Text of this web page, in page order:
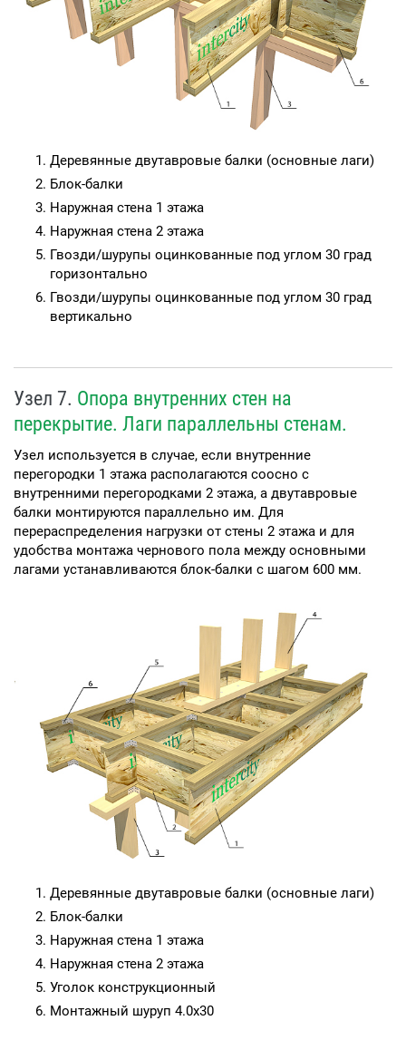
Деревянные двутавровые балки (основные лаги)
Блок-балки
Наружная стена 1 этажа
Наружная стена 2 этажа
Гвозди/шурупы оцинкованные под углом 30 град
горизонтально
Гвозди/шурупы оцинкованные под углом 30 град
вертикально
Узел 7. Опора внутренних стен на
перекрытие. Лаги параллельны стенам.
Узел используется в случае, если внутренние
перегородки 1 этажа располагаются соосно с
внутренними перегородками 2 этажа, а двутавровые
балки монтируются параллельно им. Для
перераспределения нагрузки от стены 2 этажа и для
удобства монтажа чернового пола между основными
лагами устанавливаются блок-балки с шагом 600 мм.
Деревянные двутавровые балки (основные лаги)
Блок-балки
Наружная стена 1 этажа
Наружная стена 2 этажа
Уголок конструкционный
Монтажный шуруп 4.0х30